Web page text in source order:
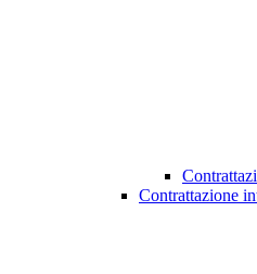
Contrattazione